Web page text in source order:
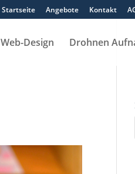
Startseite Angebote Kontakt
Web-Design Drohnen